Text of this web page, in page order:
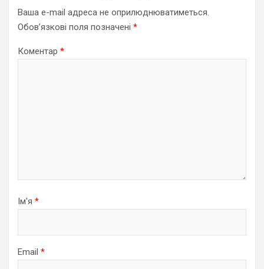
Ваша e-mail адреса не оприлюднюватиметься.
Обов’язкові поля позначені *
Коментар *
Ім'я *
Email *